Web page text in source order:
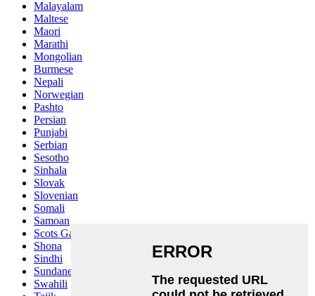
Malayalam
Maltese
Maori
Marathi
Mongolian
Burmese
Nepali
Norwegian
Pashto
Persian
Punjabi
Serbian
Sesotho
Sinhala
Slovak
Slovenian
Somali
Samoan
Scots Gaelic
Shona
Sindhi
Sundanese
Swahili